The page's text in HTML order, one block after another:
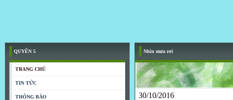
QUYỂN 5
TRANG CHỦ
TIN TỨC
THÔNG BÁO
Nhìn mưa rơi
30/10/2016